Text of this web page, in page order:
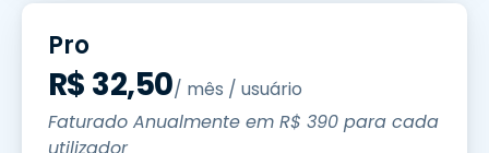
Pro
R$ 32,50/ mês / usuário
Faturado Anualmente em R$ 390 para cada